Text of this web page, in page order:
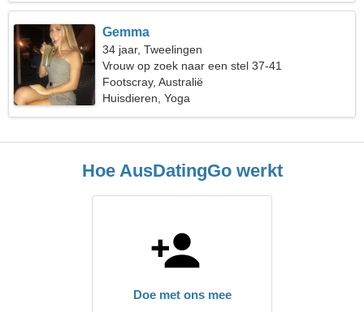
Gemma
34 jaar, Tweelingen
Vrouw op zoek naar een stel 37-41
Footscray, Australië
Huisdieren, Yoga
Hoe AusDatingGo werkt
Doe met ons mee